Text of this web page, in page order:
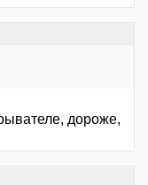
дороже,